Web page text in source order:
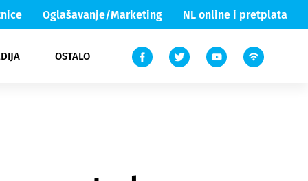
Oglašavanje/Marketing NL online i pretplata
OSTALO
Lika & Senj
TV